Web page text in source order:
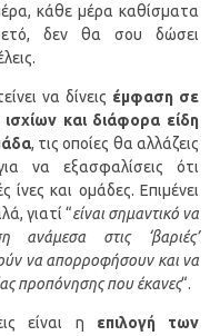
κάθε μέρα καθίσματα
δεν θα σου δώσει
να δίνεις έμφαση σε
και διάφορα είδη
, τις οποίες θα αλλάζεις
να εξασφαλίσεις ότι
ίνες και ομάδες. Επιμένει
γιατί “είναι σημαντικό να
ανάμεσα στις ‘βαριές’
να απορροφήσουν και να
προπόνησης που έκανες“.
είναι η επιλογή των